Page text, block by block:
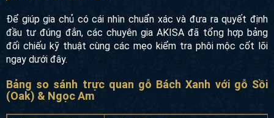
Để giúp gia chủ có cái nhìn chuẩn xác và đưa ra quyết định
đầu tư đúng đắn, các chuyên gia AKISA đã tổng hợp bảng
đối chiếu kỹ thuật cùng các mẹo kiểm tra phôi mộc cốt lõi
ngay dưới đây.
Bảng so sánh trực quan gỗ Bách Xanh với gỗ Sồi
(Oak) & Ngọc Am